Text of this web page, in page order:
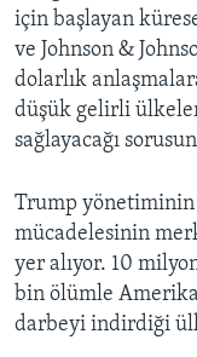
için başlayan
ve Johnson &
dolarlık
düşük gelirli
sağlayacağı
Trump yönetiminin
mücadelesinin
yer alıyor. 10
bin ölümle
darbeyi indirdiği